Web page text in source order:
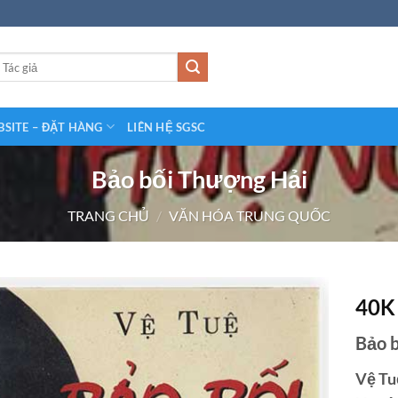
– ĐẶT HÀNG LIÊN HỆ SGSC
Bảo bối Thượng Hải
TRANG CHỦ / VĂN HÓA TRUNG QUỐC
Bảo
Vệ